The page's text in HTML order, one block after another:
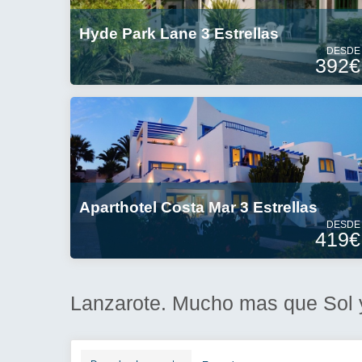
Hyde Park Lane 3 Estrellas
DESDE
392€
Aparthotel Costa Mar 3 Estrellas
DESDE
419€
Lanzarote. Mucho mas que Sol